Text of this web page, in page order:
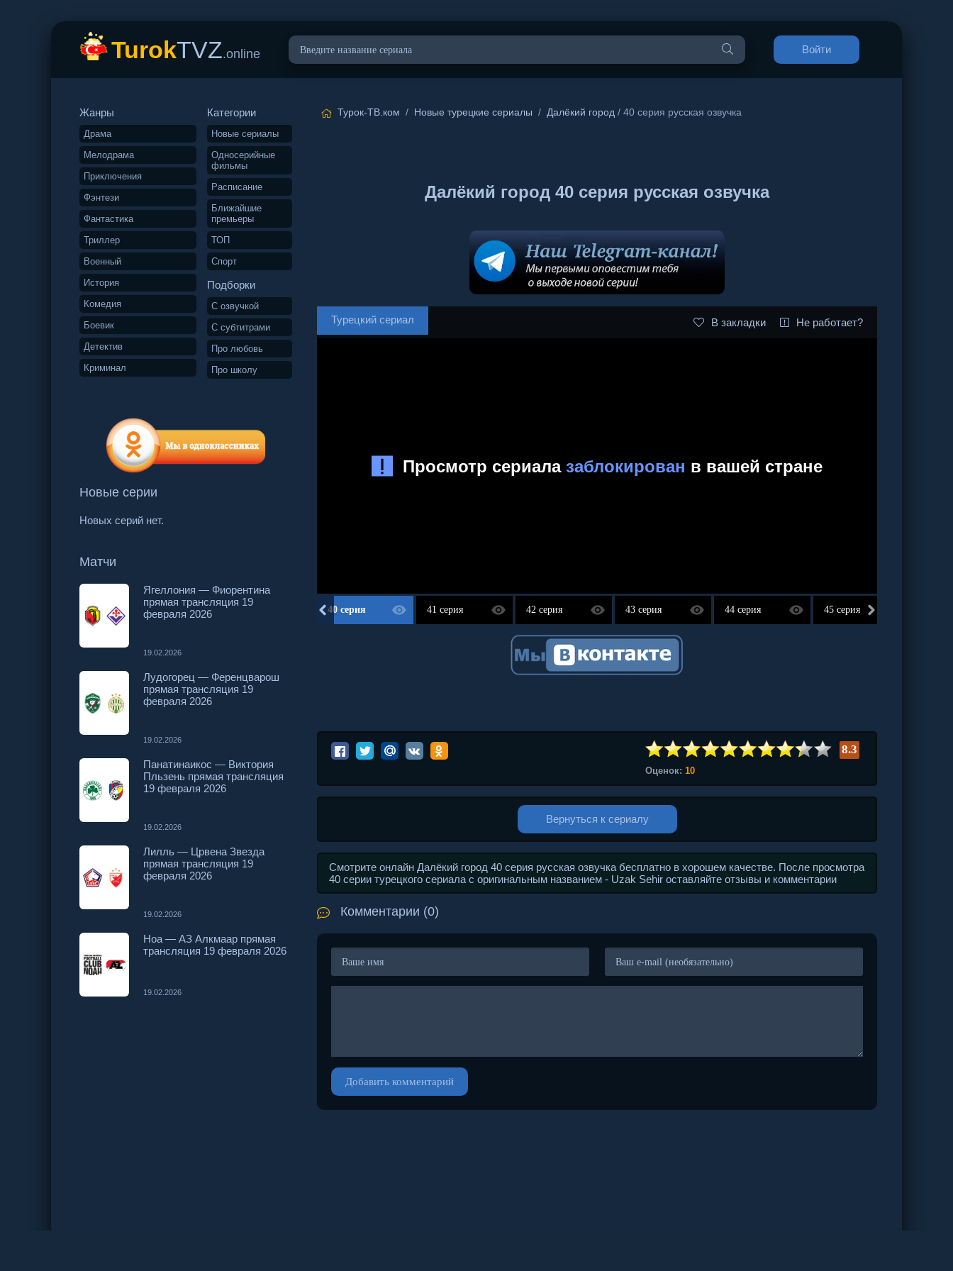
TurokTVZ.online Войти
Жанры
Драма
Мелодрама
Приключения
Фэнтези
Фантастика
Триллер
Военный
История
Комедия
Боевик
Детектив
Криминал
Категории
Новые сериалы
Односерийные
фильмы
Расписание
Ближайшие
премьеры
ТОП
Спорт
Подборки
С озвучкой
С субтитрами
Про любовь
Про школу
Новые серии
Новых серий нет.
Матчи
Ягеллония — Фиорентина
прямая трансляция 19
февраля 2026
19.02.2026
Лудогорец — Ференцварош
прямая трансляция 19
февраля 2026
19.02.2026
Панатинаикос — Виктория
Пльзень прямая трансляция
19 февраля 2026
19.02.2026
Лилль — Црвена Звезда
прямая трансляция 19
февраля 2026
19.02.2026
Ноа — АЗ Алкмаар прямая
трансляция 19 февраля 2026
19.02.2026
Турок-ТВ.ком / Новые турецкие сериалы / Далёкий город / 40 серия русская озвучка
Далёкий город 40 серия русская озвучка
Турецкий сериал В закладки Не работает?
38 серия 40 серия 41 серия 42 серия 43 серия 44 серия 45 серия
8.3
Оценок: 10
Вернуться к сериалу
Смотрите онлайн Далёкий город 40 серия русская озвучка бесплатно в хорошем качестве. После просмотра
40 серии турецкого сериала с оригинальным названием - Uzak Sehir оставляйте отзывы и комментарии
Комментарии (0)
Добавить комментарий